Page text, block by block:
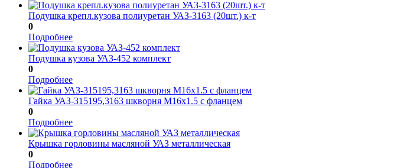
Подушка крепл.кузова полиуретан УАЗ-3163 (20шт.) к-т
0
Подробнее
Подушка кузова УАЗ-452 комплект
0
Подробнее
Гайка УАЗ-315195,3163 шкворня М16х1.5 с фланцем
0
Подробнее
Крышка горловины масляной УАЗ металлическая
0
Подробнее